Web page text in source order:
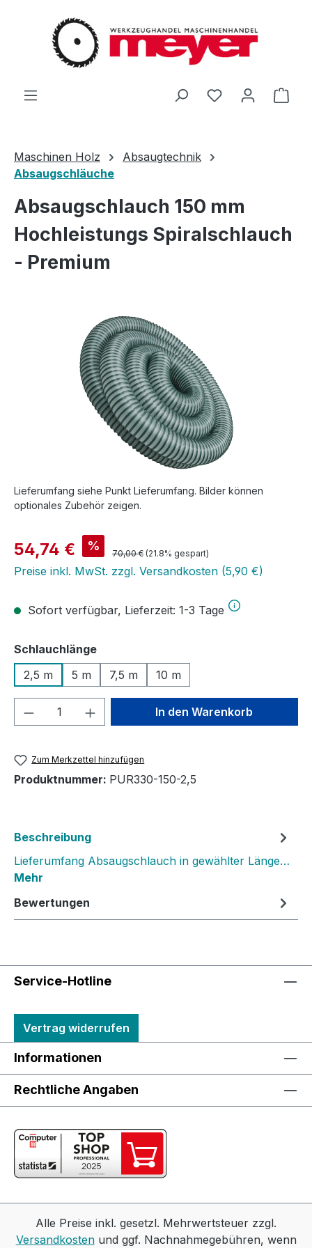
Zum Hauptinhalt springen
Du hast 0
Maschinen Holz
Absaugtechnik
Absaugschläuche
Absaugschlauch 150 mm
Hochleistungs Spiralschlauch
- Premium
Lieferumfang siehe Punkt Lieferumfang. Bilder können
optionales Zubehör zeigen.
Verkaufspreis:
54,74 € % Regulärer Preis:
70,00 € (21.8% gespart)
Preise inkl. MwSt. zzgl. Versandkosten (5,90 €)
Sofort verfügbar, Lieferzeit: 1-3 Tage
Schlauchlängeauswählen
2,5 m
5 m 7,5 m 10 m
Produkt Anzahl: Gib denIn den Warenkorb
Zum Merkzettel hinzufügen
Produktnummer: PUR330-150-2,5
Beschreibung
Lieferumfang Absaugschlauch in gewählter Länge…
Mehr
Bewertungen
Service-Hotline
Vertrag widerrufen
Informationen
Rechtliche Angaben
Alle Preise inkl. gesetzl. Mehrwertsteuer zzgl.
Versandkostenund ggf. Nachnahmegebühren, wenn